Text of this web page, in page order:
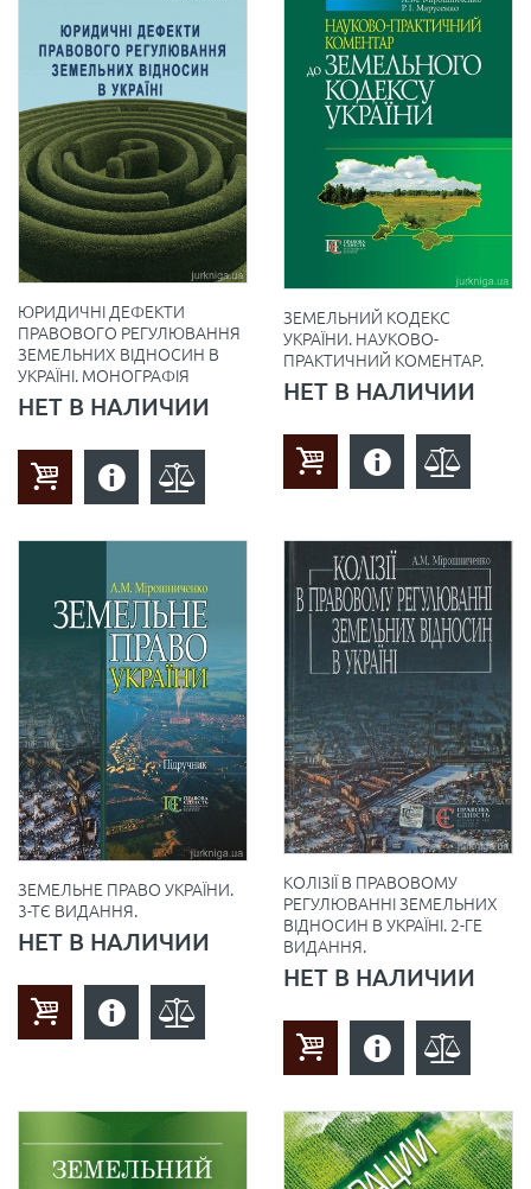
ЮРИДИЧНІ ДЕФЕКТИ
ПРАВОВОГО РЕГУЛЮВАННЯ
ЗЕМЕЛЬНИХ ВІДНОСИН В
УКРАЇНІ. МОНОГРАФІЯ
НЕТ В НАЛИЧИИ
ЗЕМЕЛЬНИЙ КОДЕКС
УКРАЇНИ. НАУКОВО-
ПРАКТИЧНИЙ КОМЕНТАР.
НЕТ В НАЛИЧИИ
ЗЕМЕЛЬНЕ ПРАВО УКРАЇНИ.
3-ТЄ ВИДАННЯ.
НЕТ В НАЛИЧИИ
КОЛІЗІЇ В ПРАВОВОМУ
РЕГУЛЮВАННІ ЗЕМЕЛЬНИХ
ВІДНОСИН В УКРАЇНІ. 2-ГЕ
ВИДАННЯ.
НЕТ В НАЛИЧИИ